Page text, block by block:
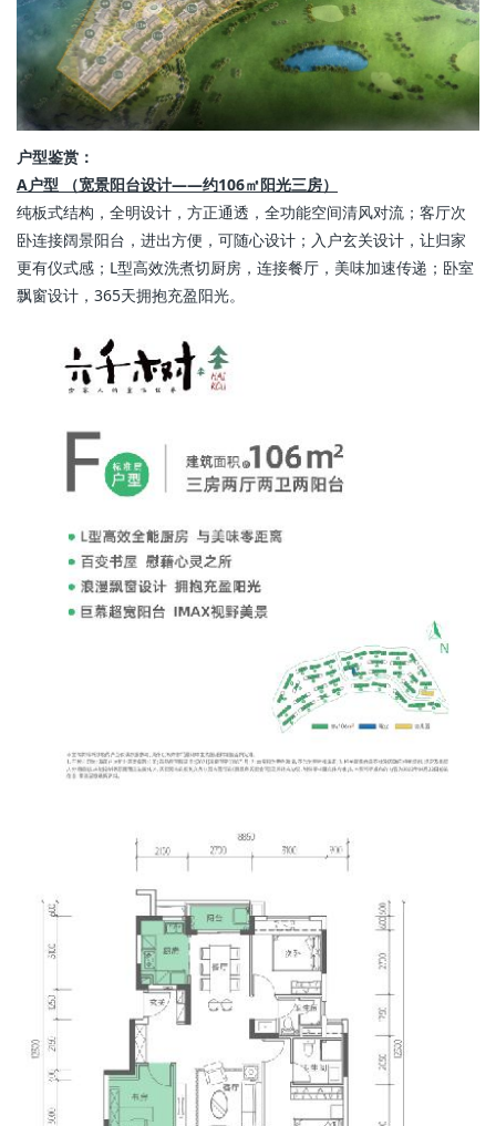
户型鉴赏：
A户型 （宽景阳台设计——约106㎡阳光三房）
纯板式结构，全明设计，方正通透，全功能空间清风对流；客厅次
卧连接阔景阳台，进出方便，可随心设计；入户玄关设计，让归家
更有仪式感；L型高效洗煮切厨房，连接餐厅，美味加速传递；卧室
飘窗设计，365天拥抱充盈阳光。